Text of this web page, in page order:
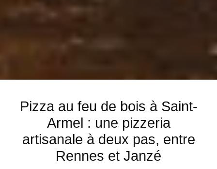
Pizza au feu de bois à Saint-
Armel : une pizzeria
artisanale à deux pas, entre
Rennes et Janzé